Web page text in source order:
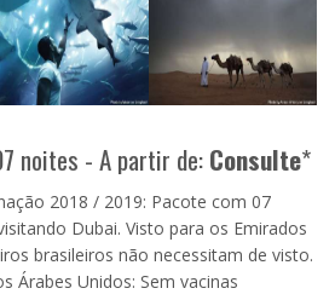
noites - A partir de:Consulte*
2018 / 2019: Pacote com 07
Dubai. Visto para os Emirados
brasileiros não necessitam de visto.
Árabes Unidos: Sem vacinas